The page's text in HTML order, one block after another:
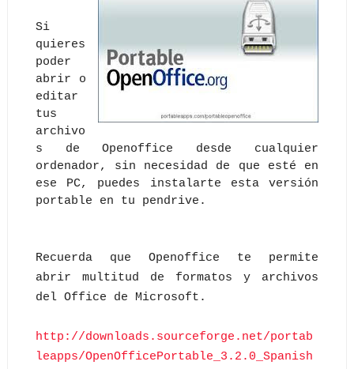
Si
quieres
poder
abrir o
editar
tus
archivo
s de Openoffice desde cualquier
ordenador, sin necesidad de que esté en
ese PC, puedes instalarte esta versión
portable en tu pendrive.
Recuerda que Openoffice te permite
abrir multitud de formatos y archivos
del Office de Microsoft.
http://downloads.sourceforge.net/portab
leapps/OpenOfficePortable_3.2.0_Spanish